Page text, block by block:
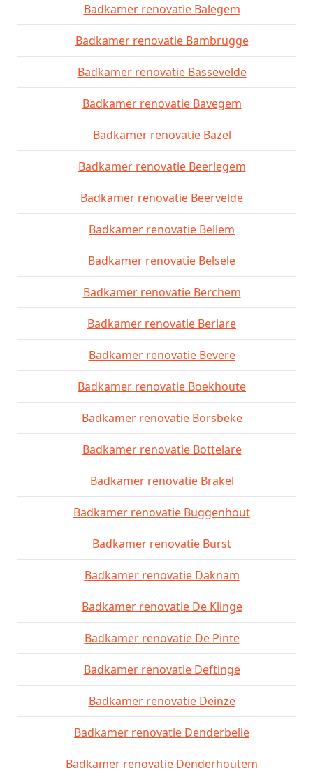
Badkamer renovatie Balegem
Badkamer renovatie Bambrugge
Badkamer renovatie Bassevelde
Badkamer renovatie Bavegem
Badkamer renovatie Bazel
Badkamer renovatie Beerlegem
Badkamer renovatie Beervelde
Badkamer renovatie Bellem
Badkamer renovatie Belsele
Badkamer renovatie Berchem
Badkamer renovatie Berlare
Badkamer renovatie Bevere
Badkamer renovatie Boekhoute
Badkamer renovatie Borsbeke
Badkamer renovatie Bottelare
Badkamer renovatie Brakel
Badkamer renovatie Buggenhout
Badkamer renovatie Burst
Badkamer renovatie Daknam
Badkamer renovatie De Klinge
Badkamer renovatie De Pinte
Badkamer renovatie Deftinge
Badkamer renovatie Deinze
Badkamer renovatie Denderbelle
Badkamer renovatie Denderhoutem